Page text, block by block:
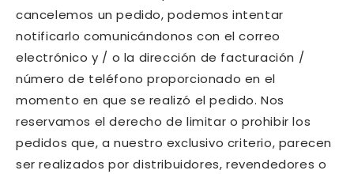
cancelemos un pedido, podemos intentar
notificarlo comunicándonos con el correo
electrónico y / o la dirección de facturación /
número de teléfono proporcionado en el
momento en que se realizó el pedido. Nos
reservamos el derecho de limitar o prohibir los
pedidos que, a nuestro exclusivo criterio, parecen
ser realizados por distribuidores, revendedores o